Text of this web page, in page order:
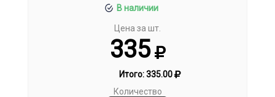
В наличии
Цена за шт.
335
Итого:335.00
Количество